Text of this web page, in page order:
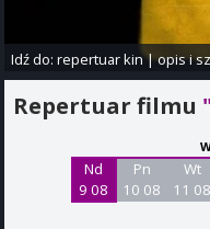
Idź do:repertuar kin|opis i
Repertuar filmu
Nd
9 08
Pn
10 08
Wt
11 08